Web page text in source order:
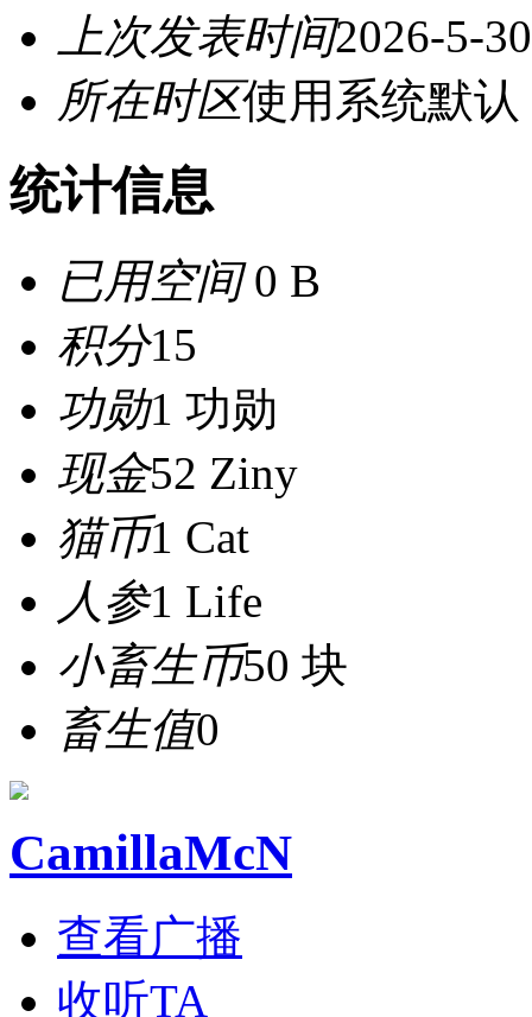
上次发表时间2026-5-
所在时区使用系统默认
统计信息
已用空间0 B
积分15
功勋1 功勋
现金52 Ziny
猫币1 Cat
人参1 Life
小畜生币50 块
畜生值0
CamillaMcN
查看广播
收听TA